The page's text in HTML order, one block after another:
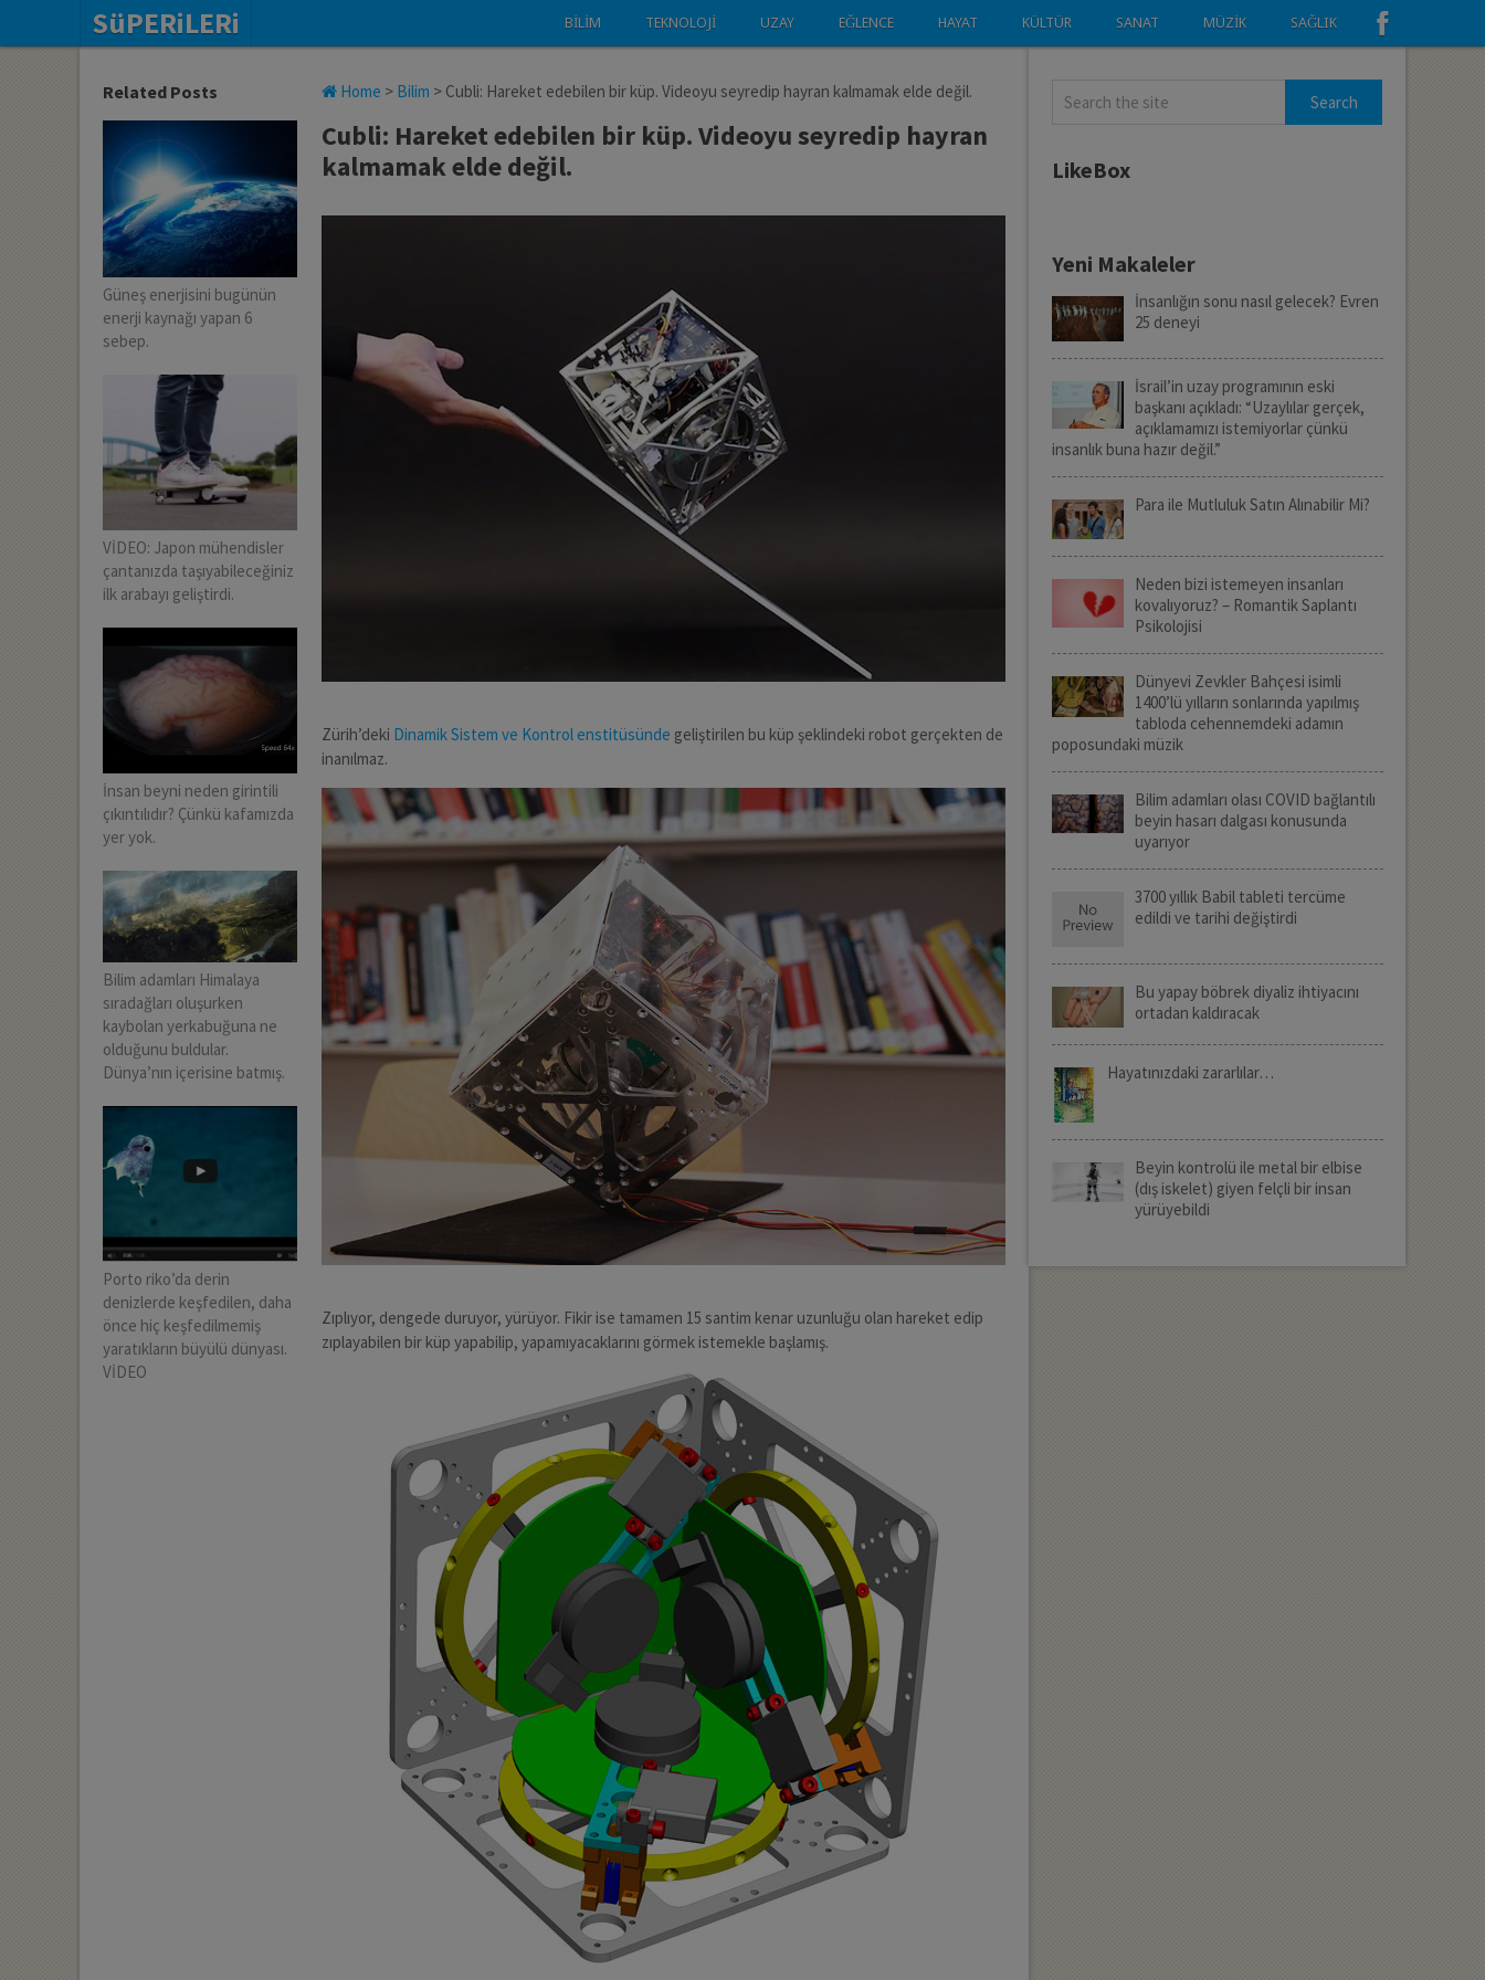
SüPERiLERi BILIM TEKNOLOJI UZAY EĞLENCE HAYAT KÜLTÜR SANAT MÜZIK SAĞLIK
Home > Bilim > Cubli: Hareket edebilen bir küp. Videoyu seyredip hayran kalmamak elde değil.
Cubli: Hareket edebilen bir küp. Videoyu seyredip hayran
kalmamak elde değil.
Zürih’deki Dinamik Sistem ve Kontrol enstitüsünde geliştirilen bu küp şeklindeki robot gerçekten de
inanılmaz.
Zıplıyor, dengede duruyor, yürüyor. Fikir ise tamamen 15 santim kenar uzunluğu olan hareket edip
zıplayabilen bir küp yapabilip, yapamıyacaklarını görmek istemekle başlamış.
Related Posts
Güneş enerjisini bugünün
enerji kaynağı yapan 6
sebep.
VİDEO: Japon mühendisler
çantanızda taşıyabileceğiniz
ilk arabayı geliştirdi.
İnsan beyni neden girintili
çıkıntılıdır? Çünkü kafamızda
yer yok.
Bilim adamları Himalaya
sıradağları oluşurken
kaybolan yerkabuğuna ne
olduğunu buldular.
Dünya’nın içerisine batmış.
Porto riko’da derin
denizlerde keşfedilen, daha
önce hiç keşfedilmemiş
yaratıkların büyülü dünyası.
VİDEO
LikeBox
Yeni Makaleler
İnsanlığın sonu nasıl gelecek? Evren
25 deneyi
İsrail’in uzay programının eski
başkanı açıkladı: “Uzaylılar gerçek,
açıklamamızı istemiyorlar çünkü
insanlık buna hazır değil.”
Para ile Mutluluk Satın Alınabilir Mi?
Neden bizi istemeyen insanları
kovalıyoruz? – Romantik Saplantı
Psikolojisi
Dünyevi Zevkler Bahçesi isimli
1400’lü yılların sonlarında yapılmış
tabloda cehennemdeki adamın
poposundaki müzik
Bilim adamları olası COVID bağlantılı
beyin hasarı dalgası konusunda
uyarıyor
3700 yıllık Babil tableti tercüme
edildi ve tarihi değiştirdi
Bu yapay böbrek diyaliz ihtiyacını
ortadan kaldıracak
Hayatınızdaki zararlılar…
Beyin kontrolü ile metal bir elbise
(dış iskelet) giyen felçli bir insan
yürüyebildi